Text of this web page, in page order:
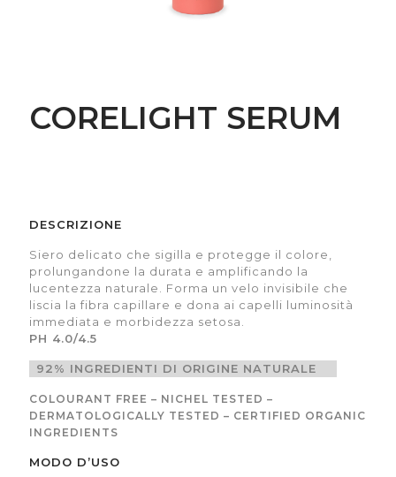
CORELIGHT SERUM
DESCRIZIONE
Siero delicato che sigilla e protegge il colore,
prolungandone la durata e amplificando la
lucentezza naturale. Forma un velo invisibile che
liscia la fibra capillare e dona ai capelli luminosità
immediata e morbidezza setosa.
PH 4.0/4.5
92% INGREDIENTI DI ORIGINE NATURALE
COLOURANT FREE – NICHEL TESTED –
DERMATOLOGICALLY TESTED – CERTIFIED ORGANIC
INGREDIENTS
MODO D’USO